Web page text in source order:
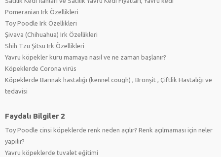
Pomeranian Irk Özellikleri
Toy Poodle Irk Özellikleri
Şivava (Chihuahua) Irk Özellikleri
Shih Tzu Şitsu Irk Özellikleri
Yavru köpekler kuru mamaya nasıl ve ne zaman başlanır?
Köpeklerde Corona virüs
Köpeklerde Barınak hastalığı (kennel cough) , Bronşit , Çiftlik Hastalığı ve
tedavisi
Faydalı Bilgiler 2
Toy Poodle cinsi köpeklerde renk neden açılır? Renk açılmaması için neler
yapılır?
Yavru köpeklerde tuvalet eğitimi